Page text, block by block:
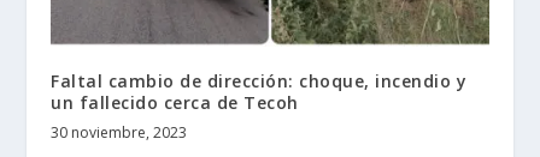
Faltal cambio de dirección: choque, incendio y
un fallecido cerca de Tecoh
30 noviembre, 2023